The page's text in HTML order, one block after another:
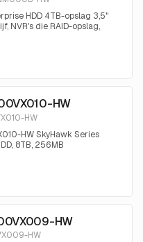
HDD 4TB-opslag 3,5"
NVR's die RAID-opslag,
HW
HW
HW SkyHawk Series
8TB, 256MB
HW
HW